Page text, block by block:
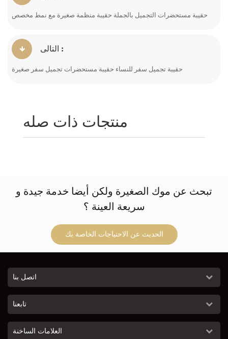
حقيبة مستحضرات التجميل بالجملة حقيبة منظمة صغيرة مع نمط مخصص
التالى :
حقيبة تجميل سفر للنساء حقيبة مستحضرات تجميل سفر صغيرة
منتجات ذات صله
تبحث عن موك الصغيرة ولكن أيضا خدمة جيدة و
سريعة العينة ؟
الحديث عن الاحتياجات الخاصة بك
اتصل بنا
تابعنا
العلامات الساخنة